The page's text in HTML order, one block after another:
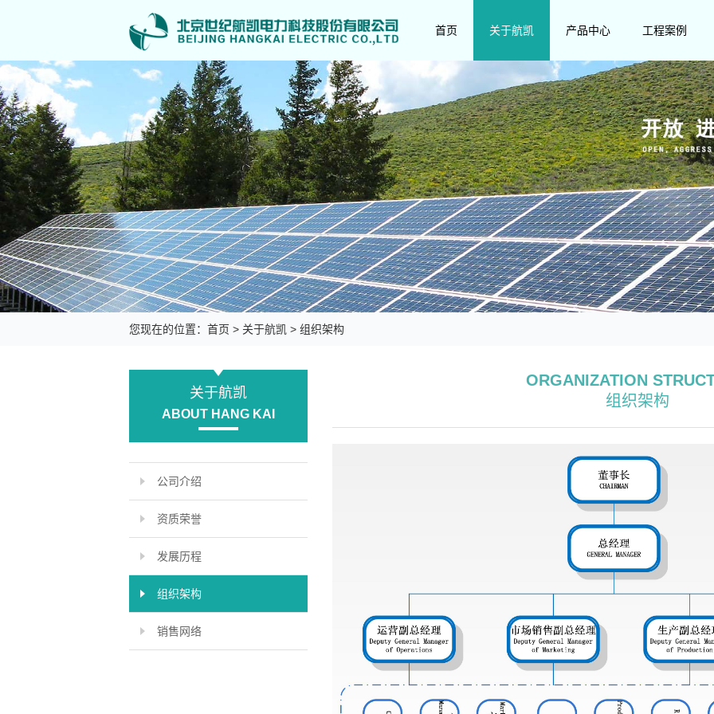
首页 关于航凯 产品中心 工程案例
您现在的位置： 首页 > 关于航凯 > 组织架构
ORGANIZATION
组织架构
关于航凯
ABOUT HANG KAI
公司介绍
资质荣誉
发展历程
组织架构
销售网络